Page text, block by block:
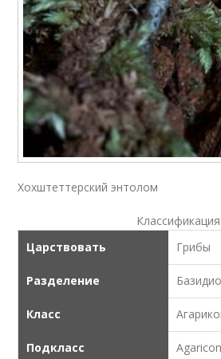
Хохштеттерский энтолом
Классификация
Царствовать
Грибы
Разделение
Класс
Подкласс